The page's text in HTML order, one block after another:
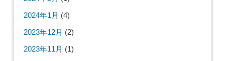
2024年1月 (4)
2023年12月 (2)
2023年11月 (1)